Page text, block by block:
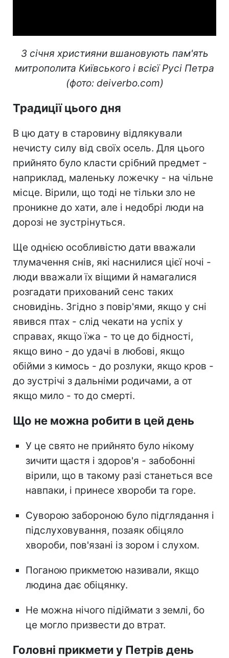
3 січня християни вшановують пам'ять
митрополита Київського і всієї Русі Петра
(фото: deiverbo.com)
Традиції цього дня
В цю дату в старовину відлякували
нечисту силу від своїх осель. Для цього
прийнято було класти срібний предмет -
наприклад, маленьку ложечку - на чільне
місце. Вірили, що тоді не тільки зло не
проникне до хати, але і недобрі люди на
дорозі не зустрінуться.
Ще однією особливістю дати вважали
тлумачення снів, які наснилися цієї ночі -
люди вважали їх віщими й намагалися
розгадати прихований сенс таких
сновидінь. Згідно з повір'ями, якщо у сні
явився птах - слід чекати на успіх у
справах, якщо їжа - то це до бідності,
якщо вино - до удачі в любові, якщо
обійми з кимось - до розлуки, якщо кров -
до зустрічі з дальніми родичами, а от
якщо мило - то до смерті.
Що не можна робити в цей день
У це свято не прийнято було нікому
зичити щастя і здоров'я - забобонні
вірили, що в такому разі станеться все
навпаки, і принесе хвороби та горе.
Суворою забороною було підглядання і
підслуховування, позаяк обіцяло
хвороби, пов'язані із зором і слухом.
Поганою прикметою називали, якщо
людина дає обіцянку.
Не можна нічого підіймати з землі, бо
це могло призвести до втрат.
Головні прикмети у Петрів день